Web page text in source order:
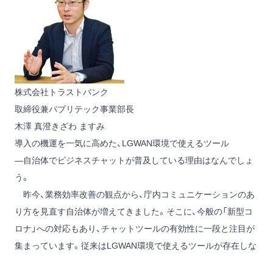
株式会社トラストバンク
取締役兼パブリテック事業部長
木澤 真澄きざわ ますみ
導入の機運を一気に高めた、LGWAN環境で使えるツール
―自治体でビジネスチャットが普及している理由はなんでしょ
う。
昨今、業務効率改善の観点から、庁内コミュニケーションのあ
り方を見直す自治体が増えてきました。そこに、今般の「新型コ
ロナ」への対応もあり、チャットツールの有効性に一段と注目が
集まっています。従来はLGWAN環境で使えるツールが存在しな